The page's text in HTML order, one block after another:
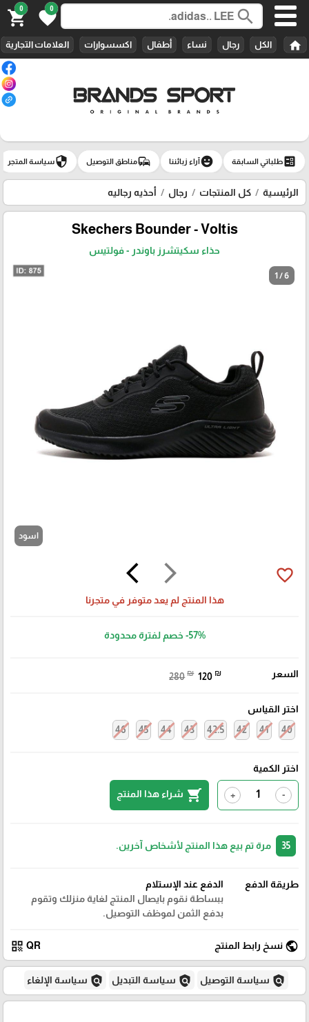
search
0
favorite
0
shopping_cart
home الكل رجال نساء أطفال اكسسوارات العلامات التجارية
ballotطلباتي السابقة emoji_emotionsآراء زبائننا commuteمناطق التوصيل securityسياسة المتجر
الرئيسية كل المنتجات رجال أحذيه رجاليه
Skechers Bounder - Voltis
حذاء سكيتشرز باوندر - فولتيس
1 / 6
اسود
arrow_forward_ios
arrow_back_ios favorite_border
هذا المنتج لم يعد متوفر في متجرنا
-57% خصم لفترة محدودة
السعر 280 ₪ 120 ₪
اختر القياس
40
41
42
42.5
43
44
45
46
اختر الكمية
-
+
shopping_cart شراء هذا المنتج
مرة تم بيع هذا المنتج لأشخاص آخرين.
طريقة الدفع
الدفع عند الإستلام
ببساطة نقوم بايصال المنتج لغاية منزلك وتقوم
بدفع الثمن لموظف التوصيل.
public نسخ رابط المنتج QR
qr_code
policy سياسة التوصيل policy سياسة التبديل policy سياسة الإلغاء